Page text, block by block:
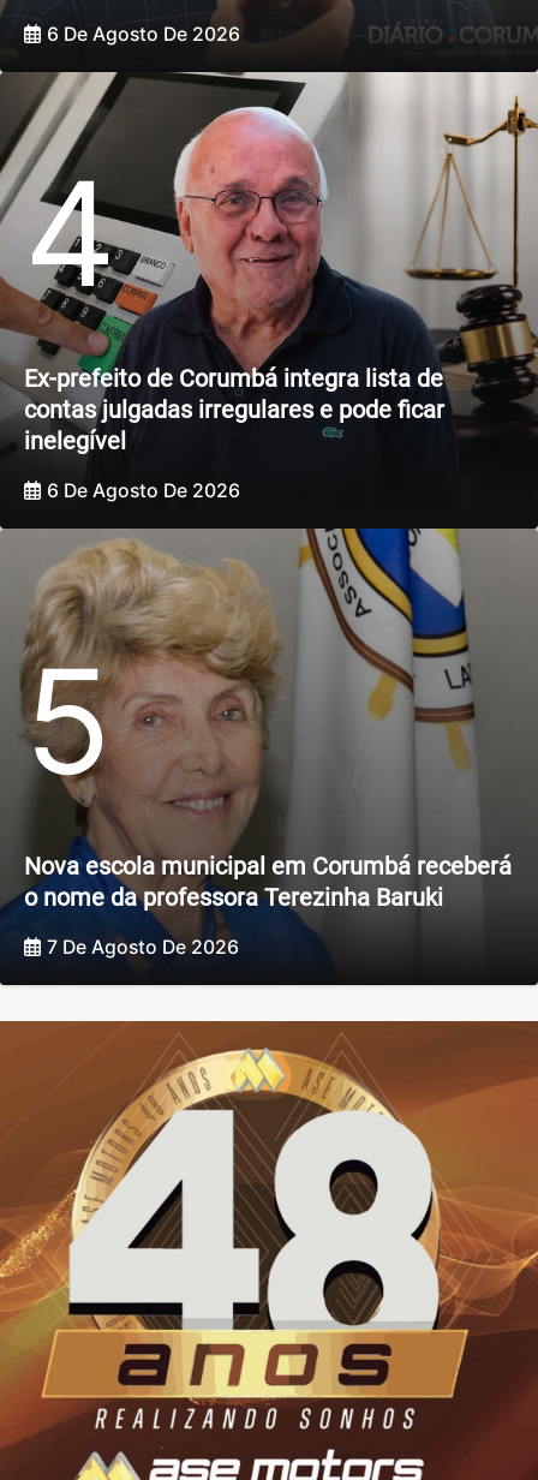
6 De Agosto De 2026
4
Ex-prefeito de Corumbá integra lista de
contas julgadas irregulares e pode ficar
inelegível
6 De Agosto De 2026
5
Nova escola municipal em Corumbá receberá
o nome da professora Terezinha Baruki
7 De Agosto De 2026